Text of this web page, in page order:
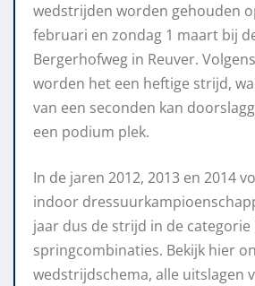
wedstrijden worden gehouden
februari en zondag 1 maart bij
Bergerhofweg in Reuver.
worden het een heftige strijd,
van een seconden kan
een podium plek.
In de jaren 2012, 2013 en 2014
indoor
jaar dus de strijd in de categorie
springcombinaties. Bekijk hier
wedstrijdschema, alle uitslagen